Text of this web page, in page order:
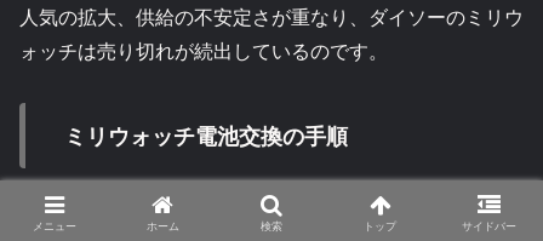
人気の拡大、供給の不安定さが重なり、ダイソーのミリウ
ォッチは売り切れが続出しているのです。
ミリウォッチ電池交換の手順
メニュー ホーム 検索 トップ サイドバー